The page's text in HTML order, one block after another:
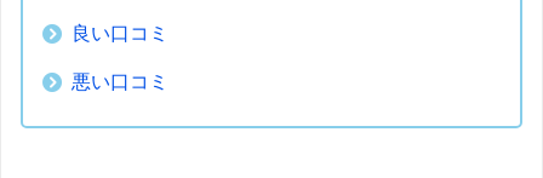
良い口コミ
悪い口コミ